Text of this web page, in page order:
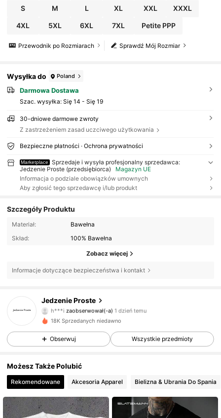
S M L XL XXL XXXL
4XL 5XL 6XL 7XL Petite PPP
Sprawdź Mój Rozmiar
Przewodnik po Rozmiarach
Wysyłka do Poland
Darmowa Dostawa
Szac. wysyłka: Się 14 - Się 19
30-dniowe darmowe zwroty
Z zastrzeżeniem zasad uczciwego użytkowania
Bezpieczne płatności · Ochrona prywatności
Marketplace
Sprzedaje i wysyła profesjonalny sprzedawca:
Jedzenie Proste (przedsiębiorca)
Magazyn UE
Informacja o podziale obowiązków umownych
Aby zgłosić tego sprzedawcę i/lub produkt
Szczegóły Produktu
Materiał:
Bawełna
Skład:
100% Bawełna
Zobacz więcej
Informacje dotyczące bezpieczeństwa i kontakt
Jedzenie Proste
4,33
3 Obserwujący
h***i zaobserwował(-a) 1 dzień temu
4,33 3 Obserwujący
4,33 3 Obserwujący
18K Sprzedanych niedawno
Obserwuj Wszystkie przedmioty
Możesz Także Polubić
Rekomendowane Akcesoria Apparel Bielizna & Ubrania Do Spania